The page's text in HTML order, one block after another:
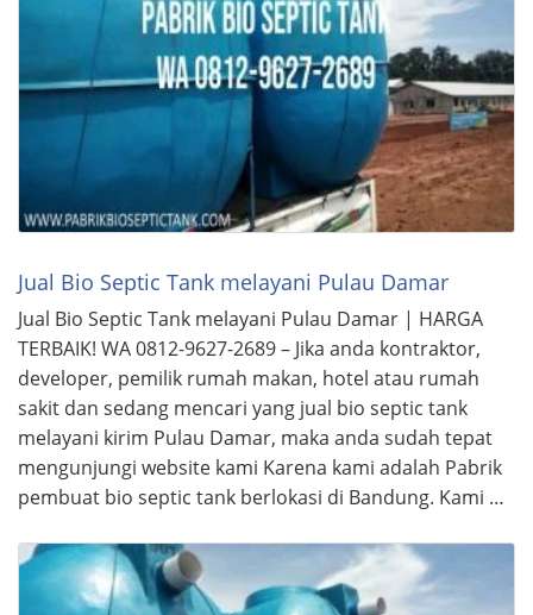
Jual Bio Septic Tank melayani Pulau Damar
Jual Bio Septic Tank melayani Pulau Damar | HARGA
TERBAIK! WA 0812-9627-2689 – Jika anda kontraktor,
developer, pemilik rumah makan, hotel atau rumah
sakit dan sedang mencari yang jual bio septic tank
melayani kirim Pulau Damar, maka anda sudah tepat
mengunjungi website kami Karena kami adalah Pabrik
pembuat bio septic tank berlokasi di Bandung. Kami …